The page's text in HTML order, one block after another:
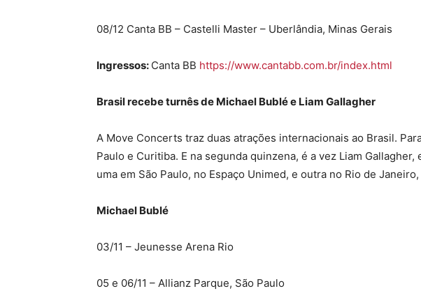
08/12 Canta BB – Castelli Master – Uberlândia, Minas Gerais
Ingressos: Canta BB https://www.cantabb.com.br/index.html
Brasil recebe turnês de Michael Bublé e Liam Gallagher
A Move Concerts traz duas atrações internacionais ao Brasil.
Paulo e Curitiba. E na segunda quinzena, é a vez Liam
uma em São Paulo, no Espaço Unimed, e outra no Rio de
Michael Bublé
03/11 – Jeunesse Arena Rio
05 e 06/11 – Allianz Parque, São Paulo